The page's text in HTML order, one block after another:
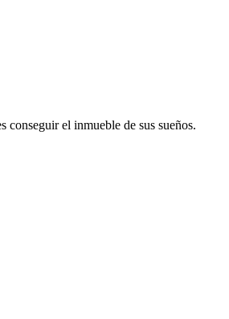
el inmueble de sus sueños.